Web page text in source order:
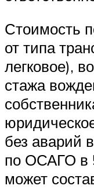
Стоимость
от типа
легковое),
стажа
без аварий
по ОСАГО в
может